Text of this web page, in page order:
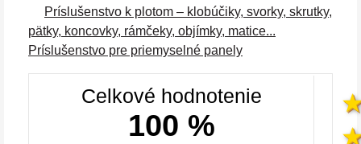
Príslušenstvo k plotom – klobúčiky, svorky, skrutky,
pätky, koncovky, rámčeky, objímky, matice...
Príslušenstvo pre priemyselné panely
Celkové hodnotenie
100 %